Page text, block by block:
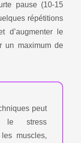
pause (10-15
répétitions
d’augmenter le
un maximum de
peut
le stress
muscles,